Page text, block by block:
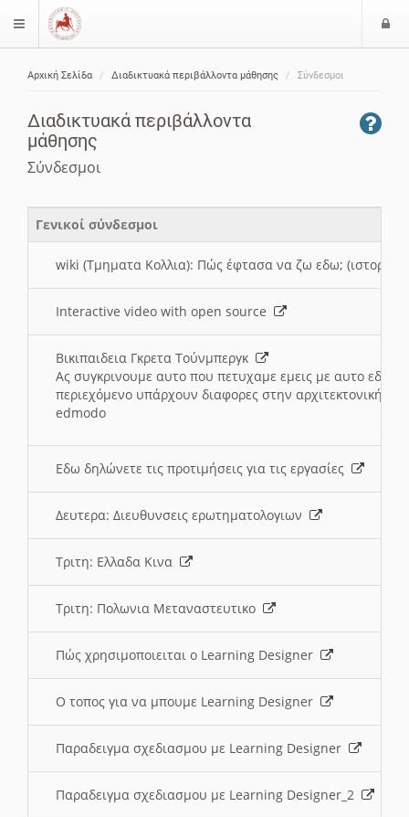
$langMenu
Αρχική Σελίδα Διαδικτυακά περιβάλλοντα μάθησης Σύνδεσμοι
Διαδικτυακά περιβάλλοντα
μάθησης
Σύνδεσμοι
Γενικοί σύνδεσμοι
wiki (Τμηματα Κολλια): Πώς έφτασα να ζω εδω; (ιστορια)
Interactive video with open source
Βικιπαιδεια Γκρετα Τούνμπεργκ
Ας συγκρινουμε αυτο που πετυχαμε εμεις με αυτο εδω
περιεχόμενο υπάρχουν διαφορες στην αρχιτεκτονική
edmodo
Εδω δηλώνετε τις προτιμήσεις για τις εργασίες
Δευτερα: Διευθυνσεις ερωτηματολογιων
Τριτη: Ελλαδα Κινα
Τριτη: Πολωνια Μεταναστευτικο
Πώς χρησιμοποιειται ο Learning Designer
O τοπος για να μπουμε Learning Designer
Παραδειγμα σχεδιασμου με Learning Designer
Παραδειγμα σχεδιασμου με Learning Designer_2